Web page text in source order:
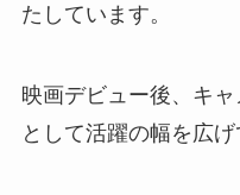
たしています。
映画デビュー後、キ
として活躍の幅を広げ